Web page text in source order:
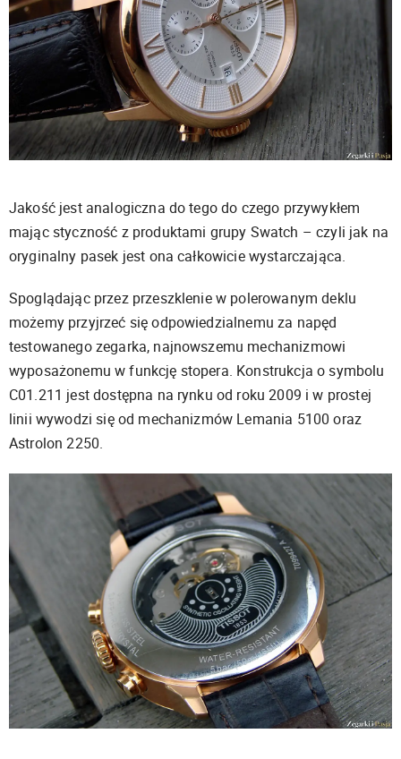
Jakość jest analogiczna do tego do czego przywykłem
mając styczność z produktami grupy Swatch – czyli jak na
oryginalny pasek jest ona całkowicie wystarczająca.
Spoglądając przez przeszklenie w polerowanym deklu
możemy przyjrzeć się odpowiedzialnemu za napęd
testowanego zegarka, najnowszemu mechanizmowi
wyposażonemu w funkcję stopera. Konstrukcja o symbolu
C01.211 jest dostępna na rynku od roku 2009 i w prostej
linii wywodzi się od mechanizmów Lemania 5100 oraz
Astrolon 2250.